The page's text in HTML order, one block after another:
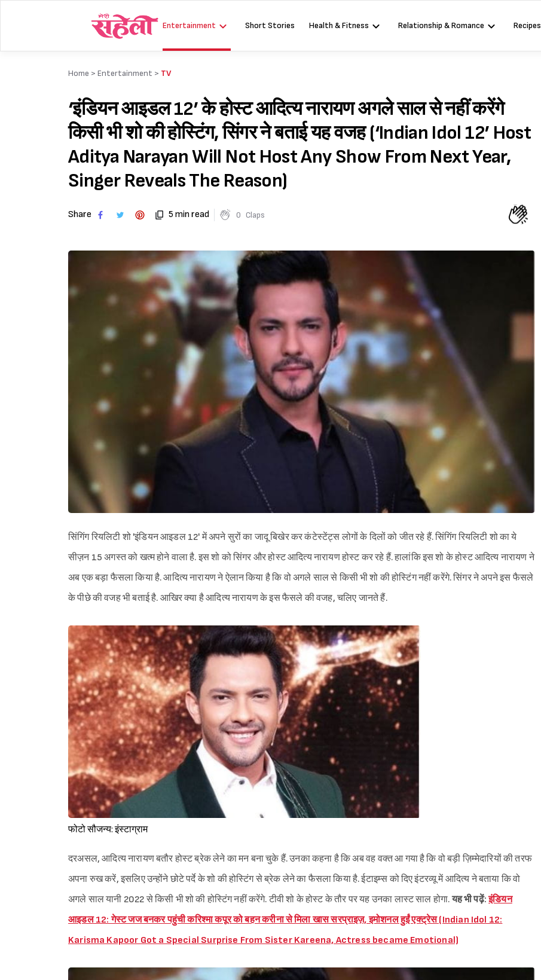
Entertainment Short Stories Health & Fitness Relationship & Romance Recipes
Home > Entertainment > TV
‘इंडियन आइडल 12’ के होस्ट आदित्य नारायण अगले साल से नहीं करेंगे
किसी भी शो की होस्टिंग, सिंगर ने बताई यह वजह (‘Indian Idol 12’ Host
Aditya Narayan Will Not Host Any Show From Next Year,
Singer Reveals The Reason)
Share 5 min read 0 Claps
सिंगिंग रियलिटी शो 'इंडियन आइडल 12' में अपने सुरों का जादू बिखेर कर कंटेस्टेंट्स लोगों के दिलों को जीत रहे हैं. सिंगिंग रियलिटी शो का ये
सीज़न 15 अगस्त को खत्म होने वाला है. इस शो को सिंगर और होस्ट आदित्य नारायण होस्ट कर रहे हैं. हालांकि इस शो के होस्ट आदित्य नारायण ने
अब एक बड़ा फैसला किया है. आदित्य नारायण ने ऐलान किया है कि वो अगले साल से किसी भी शो की होस्टिंग नहीं करेंगे. सिंगर ने अपने इस फैसले
के पीछे की वजह भी बताई है. आखिर क्या है आदित्य नारायण के इस फैसले की वजह, चलिए जानते हैं.
फोटो सौजन्य: इंस्टाग्राम
दरअसल, आदित्य नारायण बतौर होस्ट ब्रेक लेने का मन बना चुके हैं. उनका कहना है कि अब वह वक्त आ गया है कि वो बड़ी ज़िम्मेदारियों की तरफ
अपना रुख करें, इसलिए उन्होंने छोटे पर्दे के शो की होस्टिंग से ब्रेक लेने का फैसला किया है. ईटाइम्स को दिए इंटरव्यू में आदित्य ने बताया कि वो
अगले साल यानी 2022 से किसी भी शो की होस्टिंग नहीं करेंगे. टीवी शो के होस्ट के तौर पर यह उनका लास्ट साल होगा.यह भी पढ़ें:इंडियन
आइडल 12: गेस्ट जज बनकर पहुंची करिश्मा कपूर को बहन करीना से मिला खास सरप्राइज़, इमोशनल हुईं एक्ट्रेस (Indian Idol 12:
Karisma Kapoor Got a Special Surprise From Sister Kareena, Actress became Emotional)